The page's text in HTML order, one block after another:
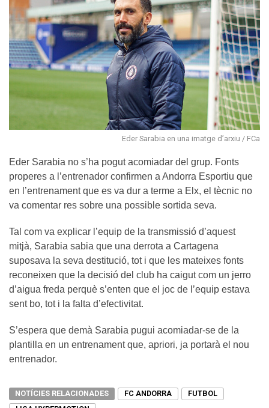
Eder Sarabia en una imatge d’arxiu / FCa
Eder Sarabia no s’ha pogut acomiadar del grup. Fonts
properes a l’entrenador confirmen a Andorra Esportiu que
en l’entrenament que es va dur a terme a Elx, el tècnic no
va comentar res sobre una possible sortida seva.
Tal com va explicar l’equip de la transmissió d’aquest
mitjà, Sarabia sabia que una derrota a Cartagena
suposava la seva destitució, tot i que les mateixes fonts
reconeixen que la decisió del club ha caigut com un jerro
d’aigua freda perquè s’enten que el joc de l’equip estava
sent bo, tot i la falta d’efectivitat.
S’espera que demà Sarabia pugui acomiadar-se de la
plantilla en un entrenament que, apriori, ja portarà el nou
entrenador.
NOTÍCIES RELACIONADES FC ANDORRA
FUTBOL